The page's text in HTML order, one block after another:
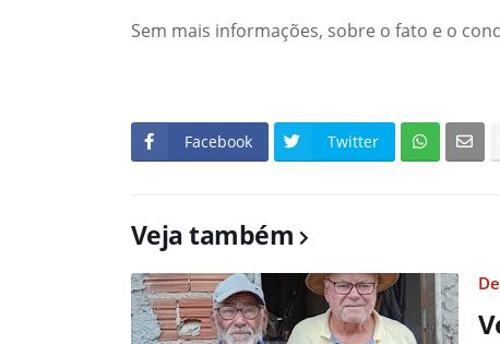
Sem mais informações, sobre o fato e o
Facebook Twitter
Veja também